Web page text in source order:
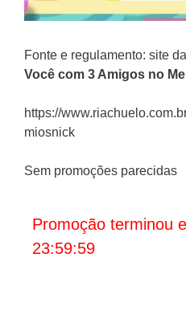
Fonte e regulamento: site da
Você com 3 Amigos no
https://
miosnick
Sem promoções parecidas
Promoção terminou
23:59:59